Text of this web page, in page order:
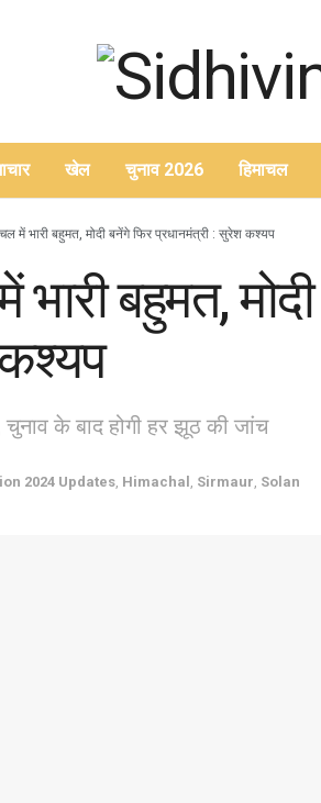
खेल चुनाव 2026 हिमाचल
में भारी बहुमत, मोदी बनेंगे फिर प्रधानमंत्री : सुरेश कश्यप
भारी बहुमत,
के बाद होगी हर झूठ की जांच
2024 Updates, Himachal , Sirmaur, Solan